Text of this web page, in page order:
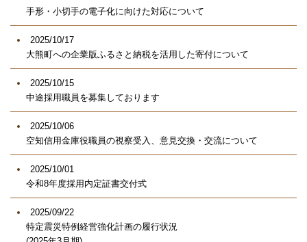
手形・小切手の電子化に向けた対応について
2025/10/17
大熊町への企業版ふるさと納税を活用した寄付について
2025/10/15
中途採用職員を募集しております
2025/10/06
空知信用金庫役職員の視察受入、意見交換・交流について
2025/10/01
令和8年度採用内定証書交付式
2025/09/22
特定震災特例経営強化計画の履行状況